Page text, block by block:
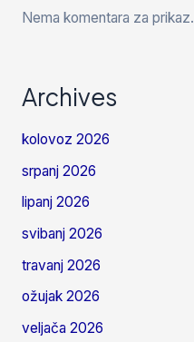
Nema komentara za prikaz.
Archives
kolovoz 2026
srpanj 2026
lipanj 2026
svibanj 2026
travanj 2026
ožujak 2026
veljača 2026